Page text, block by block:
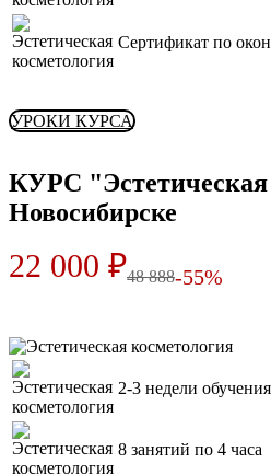
Сертификат по
УРОКИ КУРСА
КУРС "Эстетическая
Новосибирске
22 000 ₽48 888-55%
2-3 недели обучения
8 занятий по 4 часа